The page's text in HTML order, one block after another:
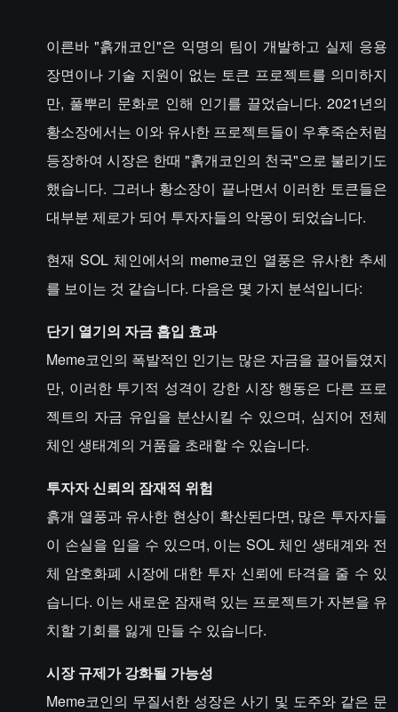
이른바 "흙개코인"은 익명의 팀이 개발하고 실제 응용
장면이나 기술 지원이 없는 토큰 프로젝트를 의미하지
만, 풀뿌리 문화로 인해 인기를 끌었습니다. 2021년의
황소장에서는 이와 유사한 프로젝트들이 우후죽순처럼
등장하여 시장은 한때 "흙개코인의 천국"으로 불리기도
했습니다. 그러나 황소장이 끝나면서 이러한 토큰들은
대부분 제로가 되어 투자자들의 악몽이 되었습니다.
현재 SOL 체인에서의 meme코인 열풍은 유사한 추세
를 보이는 것 같습니다. 다음은 몇 가지 분석입니다:
단기 열기의 자금 흡입 효과
Meme코인의 폭발적인 인기는 많은 자금을 끌어들였지
만, 이러한 투기적 성격이 강한 시장 행동은 다른 프로
젝트의 자금 유입을 분산시킬 수 있으며, 심지어 전체
체인 생태계의 거품을 초래할 수 있습니다.
투자자 신뢰의 잠재적 위험
흙개 열풍과 유사한 현상이 확산된다면, 많은 투자자들
이 손실을 입을 수 있으며, 이는 SOL 체인 생태계와 전
체 암호화폐 시장에 대한 투자 신뢰에 타격을 줄 수 있
습니다. 이는 새로운 잠재력 있는 프로젝트가 자본을 유
치할 기회를 잃게 만들 수 있습니다.
시장 규제가 강화될 가능성
Meme코인의 무질서한 성장은 사기 및 도주와 같은 문